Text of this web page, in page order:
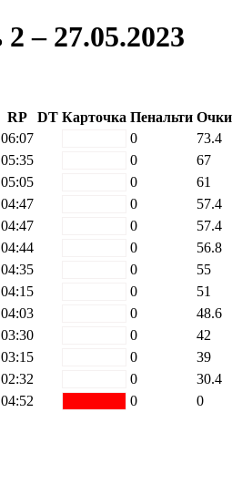
– 27.05.2023
RP DT Карточка Пенальти Очки
06:07 0 73.4
05:35 0 67
05:05 0 61
04:47 0 57.4
04:47 0 57.4
04:44 0 56.8
04:35 0 55
04:15 0 51
04:03 0 48.6
03:30 0 42
03:15 0 39
02:32 0 30.4
04:52 0 0